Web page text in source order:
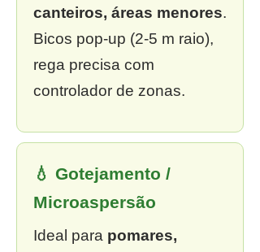
canteiros, áreas menores.
Bicos pop-up (2-5 m raio),
rega precisa com
controlador de zonas.
💧 Gotejamento /
Microaspersão
Ideal para pomares,